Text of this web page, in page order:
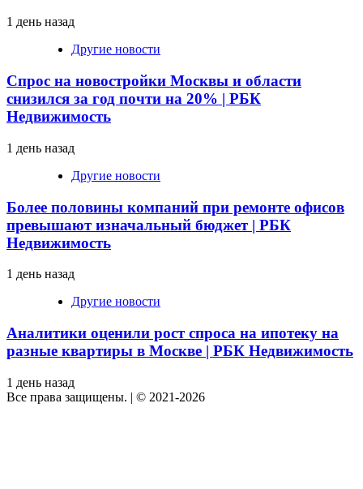
1 день назад
Другие новости
Спрос на новостройки Москвы и области
снизился за год почти на 20% | РБК
Недвижимость
1 день назад
Другие новости
Более половины компаний при ремонте офисов
превышают изначальный бюджет | РБК
Недвижимость
1 день назад
Другие новости
Аналитики оценили рост спроса на ипотеку на
разные квартиры в Москве | РБК Недвижимость
1 день назад
Все права защищены. | © 2021-2026